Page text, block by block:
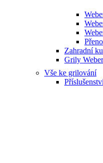
Zahradní
Grily
Vše ke grilování